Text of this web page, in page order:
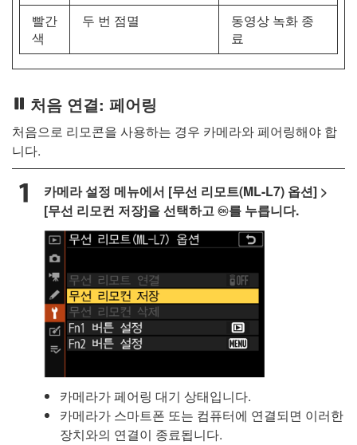
빨간
색
두 번 점멸
동영상 녹화 종
료
처음 연결: 페어링
처음으로 리모콘을 사용하는 경우 카메라와 페어링해야 합
니다.
카메라 설정 메뉴에서 [무선 리모트(ML-L7) 옵션] >
[무선 리모컨 저장]을 선택하고 J를 누릅니다.
카메라가 페어링 대기 상태입니다.
카메라가 스마트폰 또는 컴퓨터에 연결되면 이러한
장치와의 연결이 종료됩니다.